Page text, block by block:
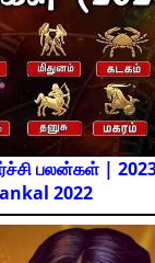
பலன்கள் |
2022